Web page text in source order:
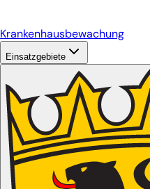
Krankenhausbewachung
Einsatzgebiete